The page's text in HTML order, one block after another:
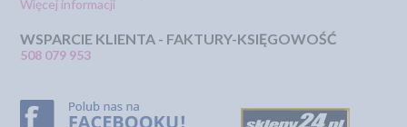
Więcej informacji
WSPARCIE KLIENTA - FAKTURY-KSIĘGOWOŚĆ
508 079 953